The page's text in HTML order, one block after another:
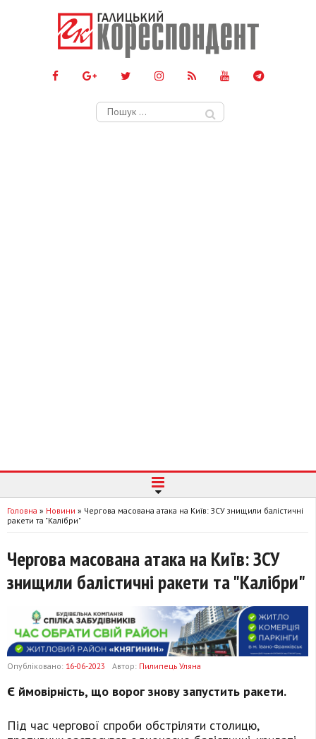
Пошук:
Головна » Новини » Чергова масована атака на Київ: ЗСУ знищили балістичні
ракети та "Калібри"
Чергова масована атака на Київ: ЗСУ
знищили балістичні ракети та "Калібри"
Опубліковано: 16-06-2023 Автор: Пилипець Уляна
Є ймовірність, що ворог знову запустить ракети.
Під час чергової спроби обстріляти столицю,